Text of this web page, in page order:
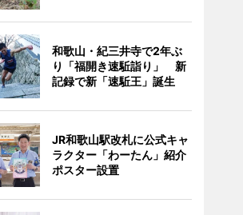
和歌山・紀三井寺で2年ぶ
り「福開き速駈詣り」 新
記録で新「速駈王」誕生
JR和歌山駅改札に公式キャ
ラクター「わーたん」紹介
ポスター設置